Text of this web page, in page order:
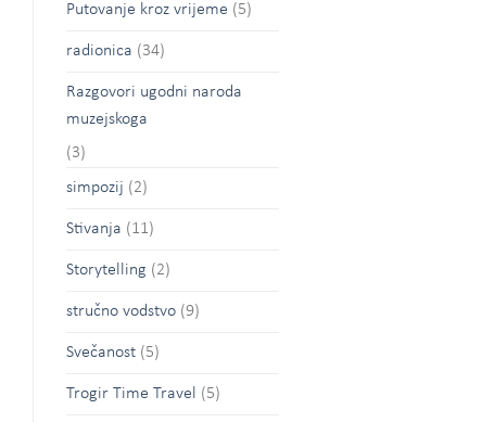
Putovanje kroz vrijeme (5)
radionica (34)
Razgovori ugodni naroda
muzejskoga
(3)
simpozij (2)
Stivanja (11)
Storytelling (2)
stručno vodstvo(9)
Svečanost(5)
Trogir Time Travel (5)